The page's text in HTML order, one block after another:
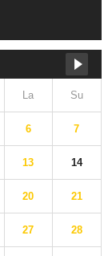
La Su
6 7
13 14
20 21
27 28